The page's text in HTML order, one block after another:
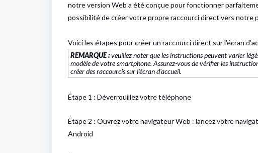
notre version Web a été conçue pour fonctionner
possibilité de créer votre propre raccourci direct vers notre
Voici les étapes pour créer un raccourci direct sur l'écran
REMARQUE:veuillez noter que les instructions peuvent varier
modèle de votre smartphone. Assurez-vous de vérifier les
créer des raccourcis sur l'écran d'accueil.
Étape 1 : Déverrouillez votre téléphone
Étape 2 : Ouvrez votre navigateur Web : lancez votre
Android